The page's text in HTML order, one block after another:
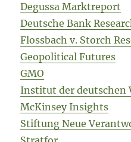
Degussa Marktreport
Deutsche Bank
Flossbach v. Storch
Geopolitical Futures
GMO
Institut der deutschen
McKinsey Insights
Stiftung Neue